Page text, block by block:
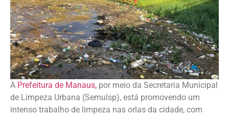
A Prefeitura de Manaus, por meio da Secretaria Municipal
de Limpeza Urbana (Semulsp), está promovendo um
intenso trabalho de limpeza nas orlas da cidade, com